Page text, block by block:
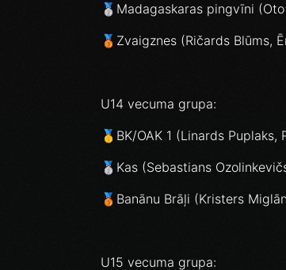
🥈Madagaskaras pingvīni
🥉Zvaigznes (Ričards Blūms,
U14 vecuma grupa:
🥇BK/OAK 1 (Linards
🥈Kas (Sebastians
🥉Banānu Brāļi (Kristers
U15 vecuma grupa: